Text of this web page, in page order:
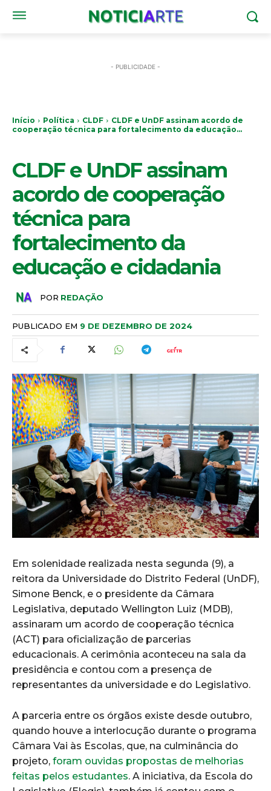
- PUBLICIDADE -
Início Política CLDF
CLDF e UnDF assinam acordo de
cooperação técnica para fortalecimento da educação...
CLDF e UnDF assinam
acordo de cooperação
técnica para
fortalecimento da
educação e cidadania
POR REDAÇÃO
PUBLICADO EM 9 DE DEZEMBRO DE 2024
Em solenidade realizada nesta segunda (9), a
reitora da Universidade do Distrito Federal (UnDF),
Simone Benck, e o presidente da Câmara
Legislativa, deputado Wellington Luiz (MDB),
assinaram um acordo de cooperação técnica
(ACT) para oficialização de parcerias
educacionais. A cerimônia aconteceu na sala da
presidência e contou com a presença de
representantes da universidade e do Legislativo.
A parceria entre os órgãos existe desde outubro,
quando houve a interlocução durante o programa
Câmara Vai às Escolas, que, na culminância do
projeto, foram ouvidas propostas de melhorias
feitas pelos estudantes. A iniciativa, da Escola do